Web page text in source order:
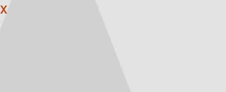
x